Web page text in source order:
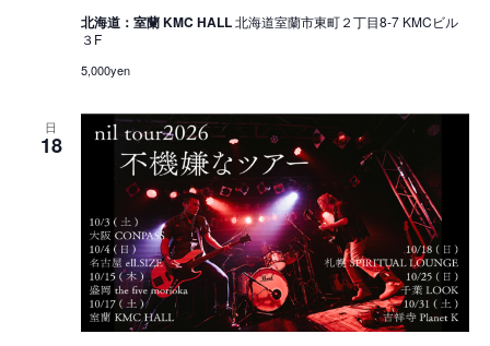
北海道：室蘭 KMC HALL北海道室蘭市東町２丁目8-7 KMCビル
３F
5,000yen
日
18